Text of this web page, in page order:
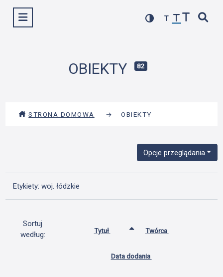
Wyświetl menu
OBIEKTY 82
STRONA DOMOWA → OBIEKTY
Opcje przeglądania
Etykiety: woj. łódzkie
Sortuj
według:
Tytuł Twórca
Data dodania